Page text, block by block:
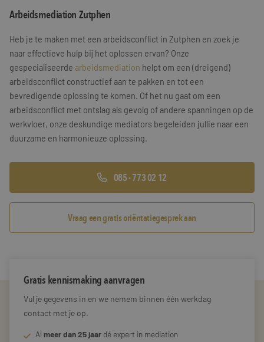
Training & Leiderschap
Referenties
Blogs
Documenten
Gratis folder
Contact
Arbeidsmediation Zutphen
Heb je te maken met een arbeidsconflict in Zutphen en zoek je
naar effectieve hulp bij het oplossen ervan? Onze
gespecialiseerde arbeidsmediation helpt om een (dreigend)
arbeidsconflict constructief aan te pakken en tot een
bevredigende oplossing te komen. Of het nu gaat om een
arbeidsconflict met ontslag als gevolg of andere spanningen op de
werkvloer, onze deskundige mediators begeleiden jullie naar een
duurzame en harmonieuze oplossing.
085 - 773 02 12
Vraag een gratis oriëntatiegesprek aan
Gratis kennismaking aanvragen
Vul je gegevens in en we nemem binnen één werkdag
contact met je op.
Al meer dan 25 jaar dé expert in mediation